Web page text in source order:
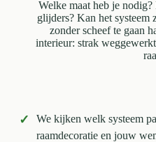
Welke maat heb je
glijders? Kan het systeem
zonder scheef te gaan
interieur: strak
✓
We kijken welk systeem
raamdecoratie en jouw